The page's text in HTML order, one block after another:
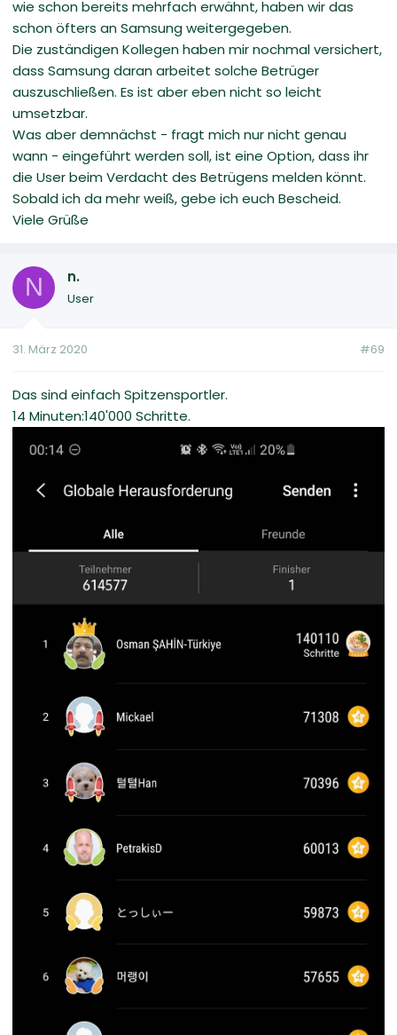
wie schon bereits mehrfach erwähnt, haben wir das
schon öfters an Samsung weitergegeben.
Die zuständigen Kollegen haben mir nochmal versichert,
dass Samsung daran arbeitet solche Betrüger
auszuschließen. Es ist aber eben nicht so leicht
umsetzbar.
Was aber demnächst - fragt mich nur nicht genau
wann - eingeführt werden soll, ist eine Option, dass ihr
die User beim Verdacht des Betrügens melden könnt.
Sobald ich da mehr weiß, gebe ich euch Bescheid.
Viele Grüße
N n.
User
31. März 2020 #69
Das sind einfach Spitzensportler.
14 Minuten:140'000 Schritte.